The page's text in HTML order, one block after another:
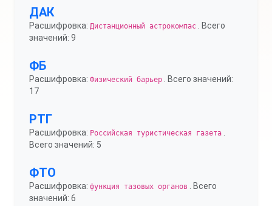
ДАК
Расшифровка: Дистанционный астрокомпас . Всего
значений: 9
ФБ
Расшифровка: Физический барьер . Всего значений:
17
РТГ
Расшифровка: Российская туристическая газета
Всего значений: 5
ФТО
Расшифровка: функция тазовых органов
. Всего
значений: 6